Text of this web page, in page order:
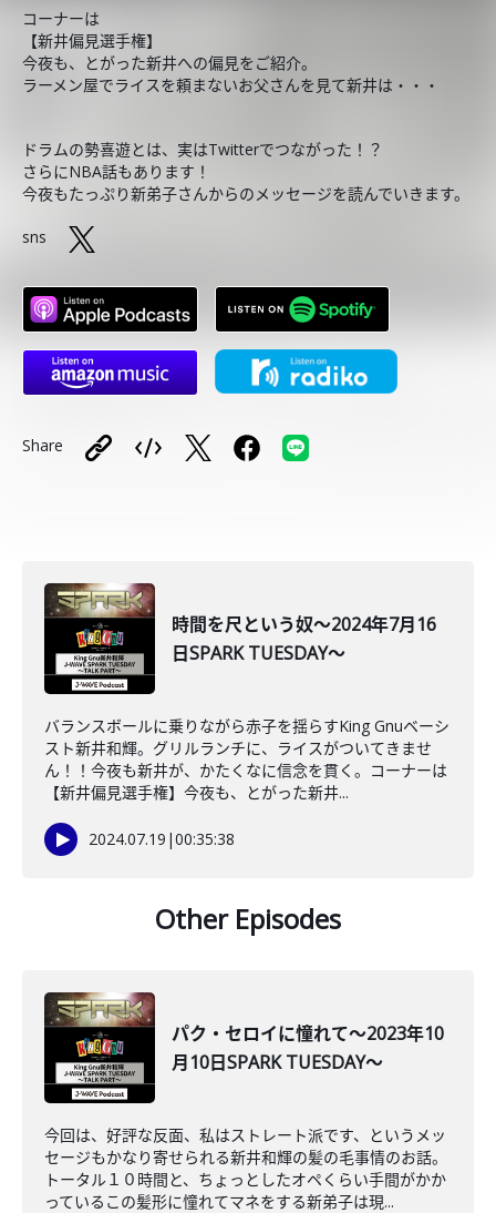
コーナーは
【新井偏見選手権】
今夜も、とがった新井への偏見をご紹介。
ラーメン屋でライスを頼まないお父さんを見て新井は・・・
ドラムの勢喜遊とは、実はTwitterでつながった！？
さらにNBA話もあります！
今夜もたっぷり新弟子さんからのメッセージを読んでいきます。
sns
Share
時間を尺という奴～2024年7月16
日SPARK TUESDAY～
バランスボールに乗りながら赤子を揺らすKing Gnuベーシ
スト新井和輝。グリルランチに、ライスがついてきませ
ん！！今夜も新井が、かたくなに信念を貫く。コーナーは
【新井偏見選手権】今夜も、とがった新井...
2024.07.19 |00:35:38
Other Episodes
パク・セロイに憧れて～2023年10
月10日SPARK TUESDAY～
今回は、好評な反面、私はストレート派です、というメッ
セージもかなり寄せられる新井和輝の髪の毛事情のお話。
トータル１０時間と、ちょっとしたオペくらい手間がかか
っているこの髪形に憧れてマネをする新弟子は現...